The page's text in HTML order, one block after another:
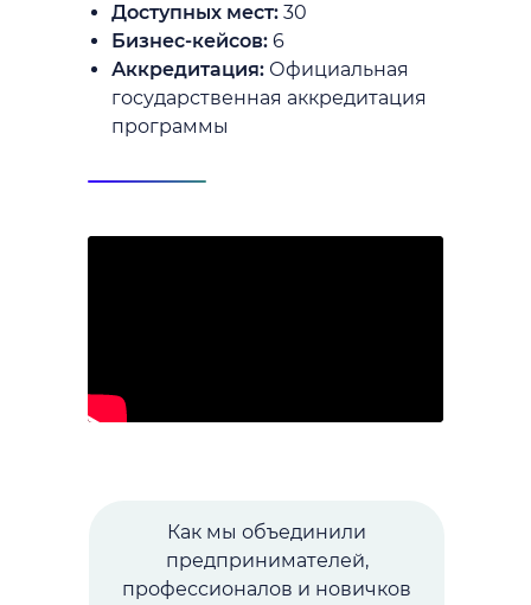
Доступных мест: 30
Бизнес-кейсов: 6
Аккредитация: Официальная
государственная аккредитация
программы
Как мы объединили
предпринимателей,
профессионалов и новичков